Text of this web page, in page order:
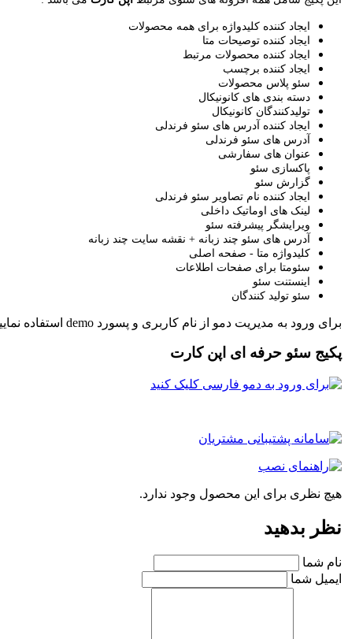
ایجاد کننده کلیدواژه برای همه محصولات
ایجاد کننده توصیحات متا
ایجاد کننده محصولات مرتبط
ایجاد کننده برچسب
سئو پلاس محصولات
دسته بندی های کانونیکال
تولیدکنندگان کانونیکال
ایجاد کننده آدرس های سئو فرندلی
آدرس های سئو فرندلی
عنوان های سفارشی
پاکسازی سئو
گزارش سئو
ایجاد کننده نام تصاویر سئو فرندلی
لینک های اوماتیک داخلی
ویرایشگر پیشرفته سئو
آدرس های سئو چند زبانه + نقشه سایت چند زبانه
کلیدواژه متا - صفحه اصلی
سئومتا برای صفحات اطلاعات
اینستنت سئو
سئو تولید کنندگان
برای ورود به مدیریت دمو از نام کاربری و پسورد demo استفاده نمایید.
پکیج سئو حرفه ای اپن کارت
هیچ نظری برای این محصول وجود ندارد.
نظر بدهید
نام شما
ایمیل شما